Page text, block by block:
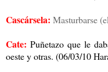
Cascársela: Masturbarse
Cate: Puñetazo que le
oeste y otras. (06/03/10